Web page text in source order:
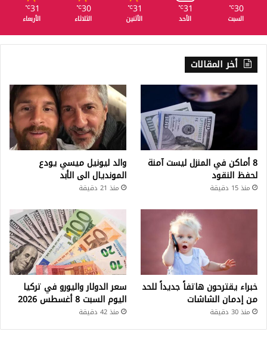
30
℃
السبت
31
℃
الأحد
31
℃
الأثنين
30
℃
الثلاثاء
31
℃
الأربعاء
أخر المقالات
8 أماكن في المنزل ليست آمنة
لحفظ النقود
منذ 15 دقيقة
والد ليونيل ميسي يودع
المونديال الى الأبد
منذ 21 دقيقة
خبراء يقترحون هاتفاً جديداً للحد
من إدمان الشاشات
منذ 30 دقيقة
سعر الدولار واليورو في تركيا
اليوم السبت 8 أغسطس 2026
منذ 42 دقيقة